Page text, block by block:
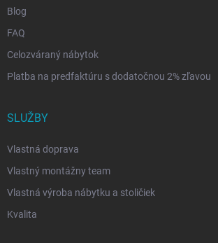
Blog
FAQ
Celozváraný nábytok
Platba na predfaktúru s dodatočnou 2% zľavou
SLUŽBY
Vlastná doprava
Vlastný montážny team
Vlastná výroba nábytku a stoličiek
Kvalita